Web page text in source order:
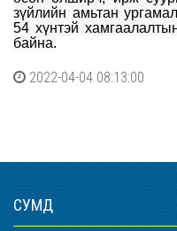
зүйлийн амьтан
54 хүнтэй
байна.
2022-04-04 08:13:00
СУМД